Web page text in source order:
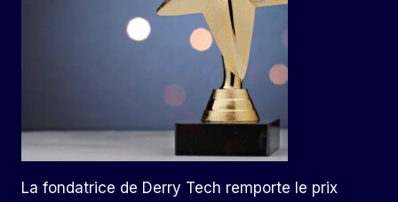
La fondatrice de Derry Tech remporte le prix